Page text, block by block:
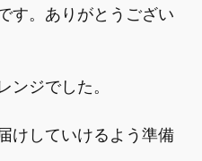
す。ありがとうござい
ンジでした。
けしていけるよう準備